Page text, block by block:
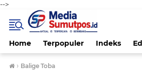
-->
Home Terpopuler Indeks
› Balige Toba